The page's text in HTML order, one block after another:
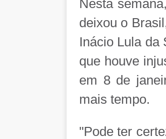
Nesta
deixou o
Inácio Lula da
que houve
em 8 de
mais tempo.
"Pode ter